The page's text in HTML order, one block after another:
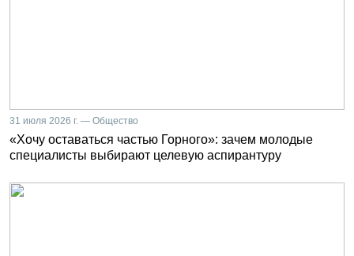
31 июля 2026 г. — Общество
«Хочу оставаться частью Горного»: зачем молодые
специалисты выбирают целевую аспирантуру